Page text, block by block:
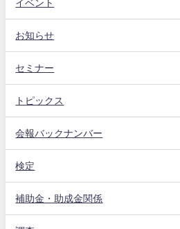
イベント
お知らせ
セミナー
トピックス
会報バックナンバー
検定
補助金・助成金関係